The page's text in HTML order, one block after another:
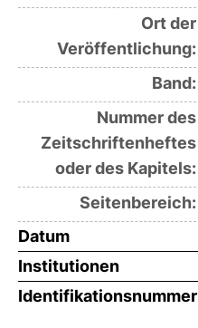
Ort der
Veröffentlichung:
Band:
Nummer des
Zeitschriftenheftes
oder des Kapitels:
Seitenbereich:
Datum
Institutionen
Identifikationsnummer